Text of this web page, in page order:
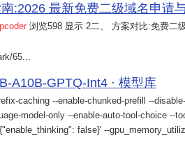
:2026 最新免费二级域名申请
浏览598 显示 2二、 方案对比:免费二
65...
A10B-GPTQ-Int4 · 模型库
caching --enable-chunked-prefill --
model-only --enable-auto-tool-choice --
false}' --